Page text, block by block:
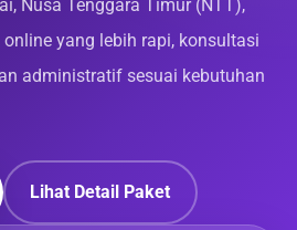
Nusa Tenggara Timur (NTT),
yang lebih rapi, konsultasi
administratif sesuai kebutuhan
Lihat Detail Paket